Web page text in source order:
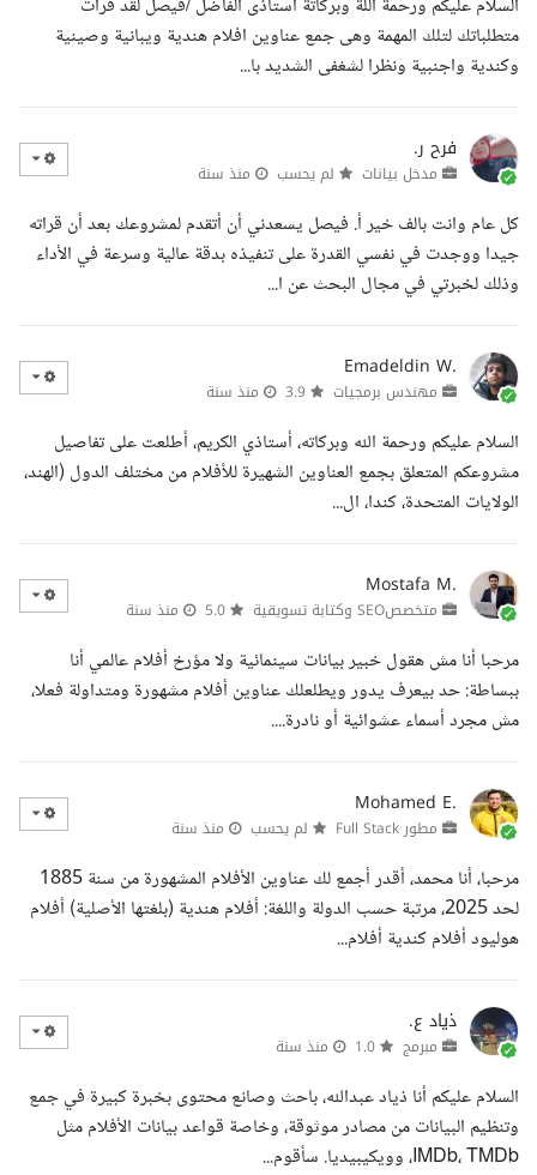
السلام عليكم ورحمة اللة وبركاتة استاذى الفاضل /فيصل لقد قرات
متطلباتك لتلك المهمة وهى جمع عناوين افلام هندية ويبانية وصينية
وكندية واجنبية ونظرا لشغفى الشديد با...
فرح ر.
مدخل بيانات لم يحسب منذ سنة
كل عام وانت بالف خير أ. فيصل يسعدني أن أتقدم لمشروعك بعد أن قراته
جيدا ووجدت في نفسي القدرة على تنفيذه بدقة عالية وسرعة في الأداء
وذلك لخبرتي في مجال البحث عن ا...
Emadeldin W.
مهندس برمجيات منذ سنة
السلام عليكم ورحمة الله وبركاته، أستاذي الكريم، أطلعت على تفاصيل
مشروعكم المتعلق بجمع العناوين الشهيرة للأفلام من مختلف الدول (الهند،
الولايات المتحدة، كندا، ال...
Mostafa M.
متخصصSEO وكتابة تسويقية منذ سنة
مرحبا أنا مش هقول خبير بيانات سينمائية ولا مؤرخ أفلام عالمي أنا
ببساطة: حد بيعرف يدور ويطلعلك عناوين أفلام مشهورة ومتداولة فعلا،
مش مجرد أسماء عشوائية أو نادرة....
Mohamed E.
مطور Full Stack لم يحسب منذ سنة
مرحبا، أنا محمد، أقدر أجمع لك عناوين الأفلام المشهورة من سنة 1885
لحد 2025، مرتبة حسب الدولة واللغة: أفلام هندية (بلغتها الأصلية) أفلام
هوليود أفلام كندية أفلام...
ذياد ع.
مبرمج منذ سنة
السلام عليكم أنا ذياد عبدالله، باحث وصانع محتوى بخبرة كبيرة في جمع
وتنظيم البيانات من مصادر موثوقة، وخاصة قواعد بيانات الأفلام مثل
IMDb، TMDb، وويكيبيديا. سأقوم...